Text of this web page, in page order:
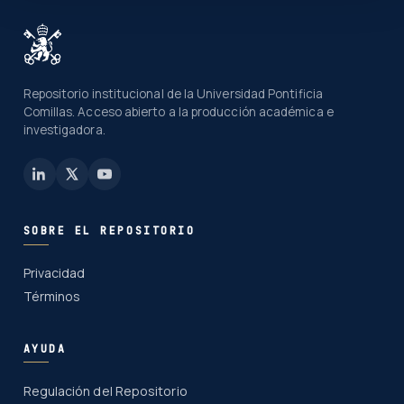
Repositorio institucional de la Universidad Pontificia
Comillas. Acceso abierto a la producción académica e
investigadora.
SOBRE EL REPOSITORIO
Privacidad
Términos
AYUDA
Regulación del Repositorio